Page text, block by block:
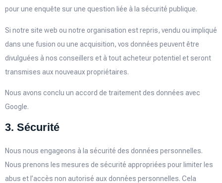
pour une enquête sur une question liée à la sécurité publique.
Si notre site web ou notre organisation est repris, vendu ou impliqué
dans une fusion ou une acquisition, vos données peuvent être
divulguées à nos conseillers et à tout acheteur potentiel et seront
transmises aux nouveaux propriétaires.
Nous avons conclu un accord de traitement des données avec
Google.
3. Sécurité
Nous nous engageons à la sécurité des données personnelles.
Nous prenons les mesures de sécurité appropriées pour limiter les
abus et l’accès non autorisé aux données personnelles. Cela